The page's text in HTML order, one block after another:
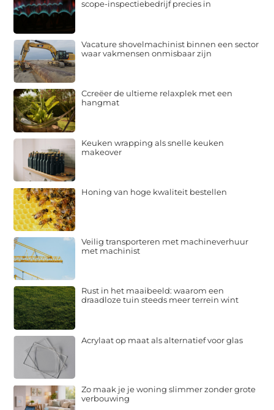
scope-inspectiebedrijf precies in
Vacature shovelmachinist binnen een sector
waar vakmensen onmisbaar zijn
Ccreëer de ultieme relaxplek met een
hangmat
Keuken wrapping als snelle keuken
makeover
Honing van hoge kwaliteit bestellen
Veilig transporteren met machineverhuur
met machinist
Rust in het maaibeeld: waarom een
draadloze tuin steeds meer terrein wint
Acrylaat op maat als alternatief voor glas
Zo maak je je woning slimmer zonder grote
verbouwing